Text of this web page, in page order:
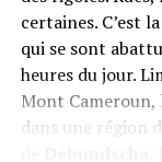
certaines. C’est
qui se sont
heures du jour.
Mont
dans une région